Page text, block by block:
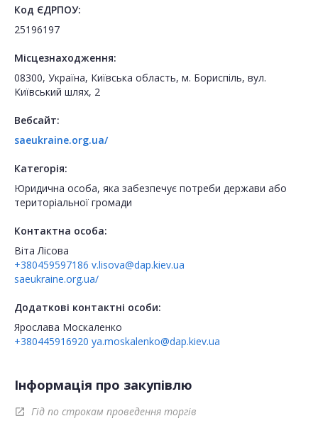
Код ЄДРПОУ:
25196197
Місцезнаходження:
08300, Україна, Київська область, м. Бориспіль, вул.
Київський шлях, 2
Вебсайт:
saeukraine.org.ua/
Категорія:
Юридична особа, яка забезпечує потреби держави або
територіальної громади
Контактна особа:
Віта Лісова
+380459597186 v.lisova@dap.kiev.ua
saeukraine.org.ua/
Додаткові контактні особи:
Ярослава Москаленко
+380445916920 ya.moskalenko@dap.kiev.ua
Інформація про закупівлю
open_in_new Гід по строкам проведення торгів